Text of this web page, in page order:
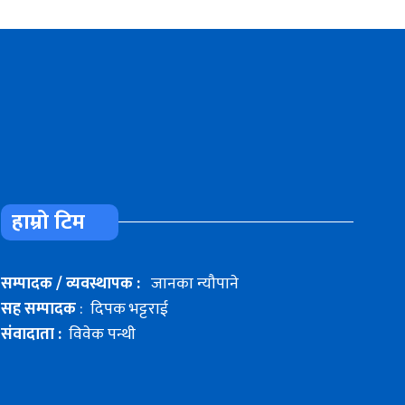
हाम्रो टिम
सम्पादक / व्यवस्थापक : जानका न्यौपाने
सह सम्पादक: दिपक भट्टराई
संवादाता : विवेक पन्थी